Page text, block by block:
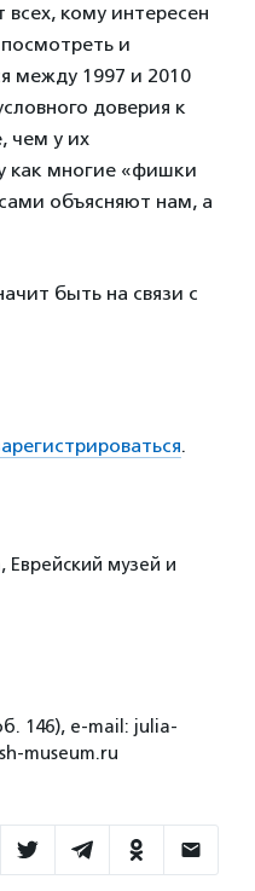
кому интересен
и
между 1997 и 2010
доверия к
чем у их
как многие «фишки
объясняют нам, а
быть на связи с
.
Еврейский музей и
146), e-mail: julia-
museum.ru